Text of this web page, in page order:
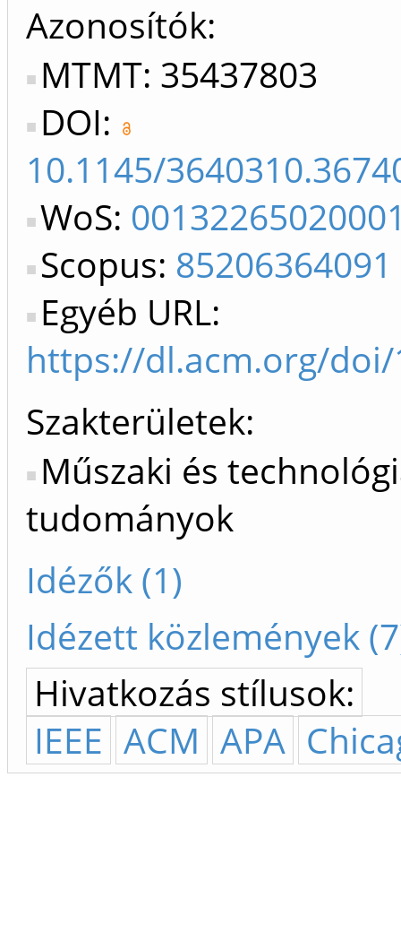
Azonosítók
MTMT: 35437803
DOI:
10.1145/
WoS:
Scopus: 85206364091
Egyéb URL:
https://dl.acm.org/doi/
Szakterületek:
Műszaki és
tudományok
Idézők (1)
Idézett közlemények
Hivatkozás stílusok:
IEEE ACM APA